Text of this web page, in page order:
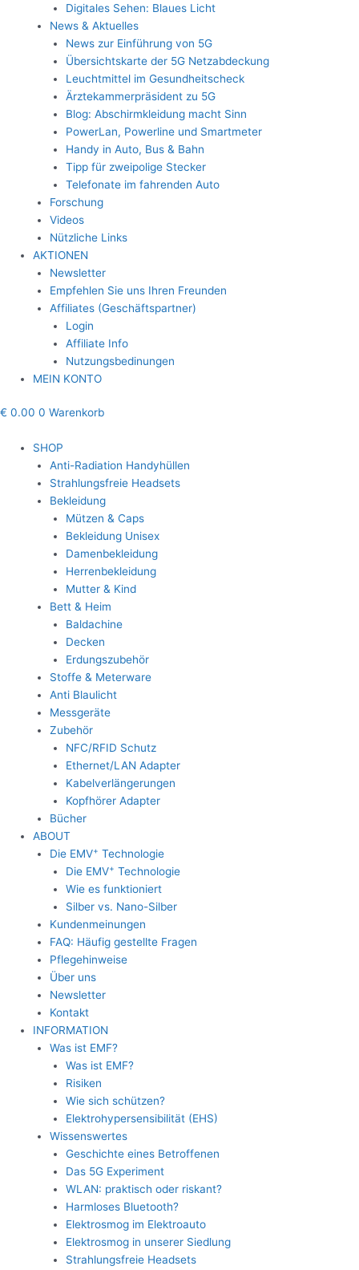
Digitales Sehen: Blaues Licht
News & Aktuelles
News zur Einführung von 5G
Übersichtskarte der 5G Netzabdeckung
Leuchtmittel im Gesundheitscheck
Ärztekammerpräsident zu 5G
Blog: Abschirmkleidung macht Sinn
PowerLan, Powerline und Smartmeter
Handy in Auto, Bus & Bahn
Tipp für zweipolige Stecker
Telefonate im fahrenden Auto
Forschung
Videos
Nützliche Links
AKTIONEN
Newsletter
Empfehlen Sie uns Ihren Freunden
Affiliates (Geschäftspartner)
Login
Affiliate Info
Nutzungsbedinungen
MEIN KONTO
€ 0.00 0 Warenkorb
SHOP
Anti-Radiation Handyhüllen
Strahlungsfreie Headsets
Bekleidung
Mützen & Caps
Bekleidung Unisex
Damenbekleidung
Herrenbekleidung
Mutter & Kind
Bett & Heim
Baldachine
Decken
Erdungszubehör
Stoffe & Meterware
Anti Blaulicht
Messgeräte
Zubehör
NFC/RFID Schutz
Ethernet/LAN Adapter
Kabelverlängerungen
Kopfhörer Adapter
Bücher
ABOUT
Die EMV+ Technologie
Die EMV+ Technologie
Wie es funktioniert
Silber vs. Nano-Silber
Kundenmeinungen
FAQ: Häufig gestellte Fragen
Pflegehinweise
Über uns
Newsletter
Kontakt
INFORMATION
Was ist EMF?
Was ist EMF?
Risiken
Wie sich schützen?
Elektrohypersensibilität (EHS)
Wissenswertes
Geschichte eines Betroffenen
Das 5G Experiment
WLAN: praktisch oder riskant?
Harmloses Bluetooth?
Elektrosmog im Elektroauto
Elektrosmog in unserer Siedlung
Strahlungsfreie Headsets